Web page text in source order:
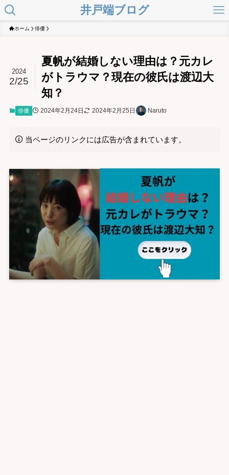
井戸端ブログ
ホーム 俳優
夏帆が結婚しない理由は？元カレ
がトラウマ？現在の彼氏は渡辺大
知？
2024
2/25
俳優 2024年2月24日 2024年2月25日 Naruto
当ページのリンクには広告が含まれています。